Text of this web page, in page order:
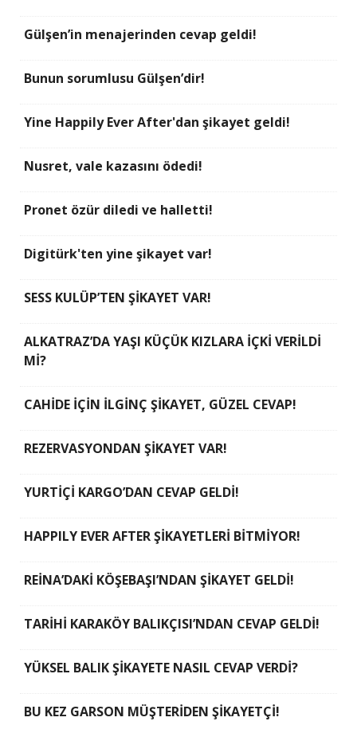
Gülşen’in menajerinden cevap geldi!
Bunun sorumlusu Gülşen’dir!
Yine Happily Ever After'dan şikayet geldi!
Nusret, vale kazasını ödedi!
Pronet özür diledi ve halletti!
Digitürk'ten yine şikayet var!
SESS KULÜP’TEN ŞİKAYET VAR!
ALKATRAZ’DA YAŞI KÜÇÜK KIZLARA İÇKİ VERİLDİ
Mİ?
CAHİDE İÇİN İLGİNÇ ŞİKAYET, GÜZEL CEVAP!
REZERVASYONDAN ŞİKAYET VAR!
YURTİÇİ KARGO’DAN CEVAP GELDİ!
HAPPILY EVER AFTER ŞİKAYETLERİ BİTMİYOR!
REİNA’DAKİ KÖŞEBAŞI’NDAN ŞİKAYET GELDİ!
TARİHİ KARAKÖY BALIKÇISI’NDAN CEVAP GELDİ!
YÜKSEL BALIK ŞİKAYETE NASIL CEVAP VERDİ?
BU KEZ GARSON MÜŞTERİDEN ŞİKAYETÇİ!